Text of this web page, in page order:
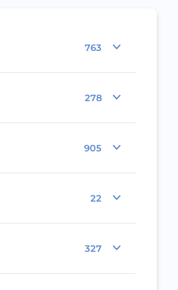
763
278
905
22
327